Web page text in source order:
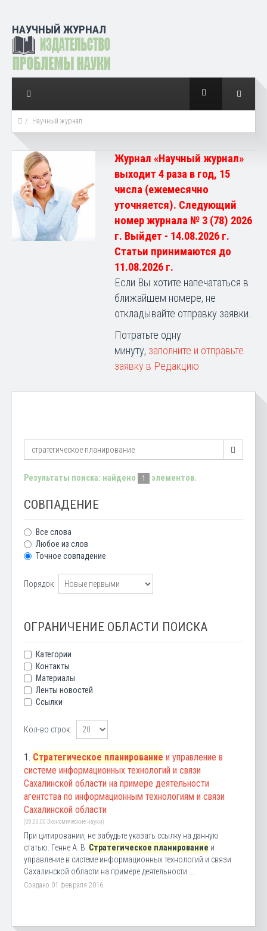
НАУЧНЫЙ ЖУРНАЛ
Научный журнал
Журнал «Научный журнал»
выходит 4 раза в год, 15
числа (ежемесячно
уточняется). Следующий
номер журнала № 3 (78) 2026
г. Выйдет - 14.08.2026 г.
Статьи принимаются до
11.08.2026 г.
Если Вы хотите напечататься в
ближайшем номере, не
откладывайте отправку заявки.
Потратьте одну
минуту, заполните и отправьте
заявку в Редакцию
Результаты поиска: найдено 1 элементов.
СОВПАДЕНИЕ
Все слова
Любое из слов
Точное совпадение
Порядок
ОГРАНИЧЕНИЕ ОБЛАСТИ ПОИСКА
Категории
Контакты
Материалы
Ленты новостей
Ссылки
Кол-во строк:
1. Стратегическое планирование и управление в
системе информационных технологий и связи
Сахалинской области на примере деятельности
агентства по информационным технологиям и связи
Сахалинской области
(08.00.00 Экономические науки)
При цитировании, не забудьте указать ссылку на данную
статью. Генне А. В. Стратегическое планирование и
управление в системе информационных технологий и связи
Сахалинской области на примере деятельности ...
Создано 01 февраля 2016